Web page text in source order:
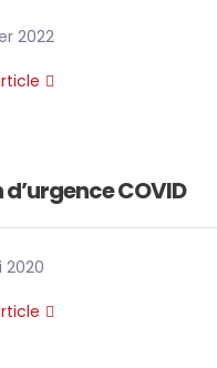
2022
COVID
2020